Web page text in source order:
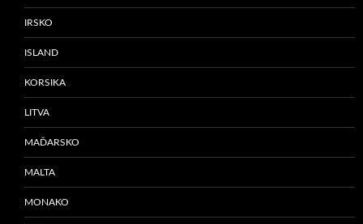
IRSKO
ISLAND
KORSIKA
LITVA
MAĎARSKO
MALTA
MONAKO